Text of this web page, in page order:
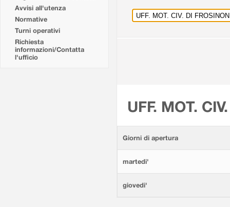
Avvisi all'utenza
Normative
Turni operativi
Richiesta
informazioni/Contatta
l'ufficio
UFF. MOT.
Giorni di apertura
martedi'
giovedi'